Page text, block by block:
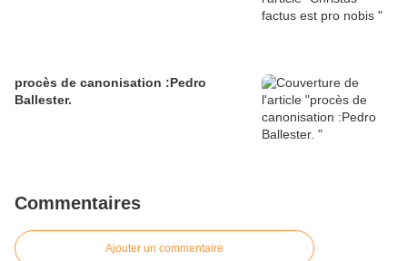
procès de canonisation :Pedro
Ballester.
Commentaires
Ajouter un commentaire